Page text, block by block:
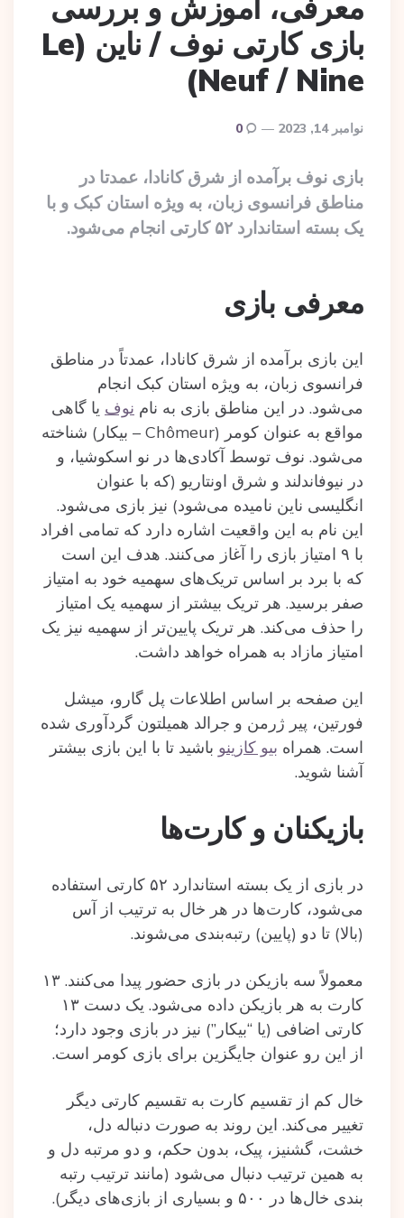
بازی کارتی نوف / ناین (Le
Neuf / Nine)
نوامبر 14, 2023 0
بازی نوف برآمده از شرق کانادا، عمدتا در
مناطق فرانسوی زبان، به ویژه استان کبک و با
یک بسته استاندارد ۵۲ کارتی انجام می‌شود.
معرفی بازی
این بازی برآمده از شرق کانادا، عمدتاً در مناطق
فرانسوی زبان، به ویژه استان کبک انجام
می‌شود. در این مناطق بازی به نام نوف یا گاهی
مواقع به عنوان کومر (Chômeur – بیکار) شناخته
می‌شود. نوف توسط آکادی‌ها در نو اسکوشیا، و
در نیوفاندلند و شرق اونتاریو (که با عنوان
انگلیسی ناین نامیده می‌شود) نیز بازی می‌شود.
این نام به این واقعیت اشاره دارد که تمامی افراد
با ۹ امتیاز بازی را آغاز می‌کنند. هدف این است
که با برد بر اساس تریک‌های سهمیه خود به امتیاز
صفر برسید. هر تریک بیشتر از سهمیه یک امتیاز
را حذف می‌کند. هر تریک پایین‌تر از سهمیه نیز یک
امتیاز مازاد به همراه خواهد داشت.
این صفحه بر اساس اطلاعات پل گارو، میشل
فورتین، پیر ژرمن و جرالد همیلتون گردآوری شده
است. همراه بیو کازینو باشید تا با این بازی بیشتر
آشنا شوید.
بازیکنان و کارت‌ها
در بازی از یک بسته استاندارد ۵۲ کارتی استفاده
می‌شود، کارت‌ها در هر خال به ترتیب از آس
(بالا) تا دو (پایین) رتبه‌بندی می‌شوند.
معمولاً سه بازیکن در بازی حضور پیدا می‌کنند. ۱۳
کارت به هر بازیکن داده می‌شود. یک دست ۱۳
کارتی اضافی (یا “بیکار”) نیز در بازی وجود دارد؛
از این رو عنوان جایگزین برای بازی کومر است.
خال کم از تقسیم کارت به تقسیم کارتی دیگر
تغییر می‌کند. این روند به صورت دنباله دل،
خشت، گشنیز، پیک، بدون حکم، و دو مرتبه دل و
به همین ترتیب دنبال می‌شود (مانند ترتیب رتبه
بندی خال‌ها در ۵۰۰ و بسیاری از بازی‌های دیگر).